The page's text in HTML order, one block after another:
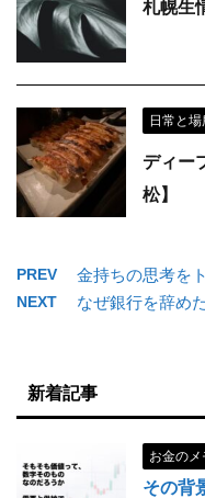
札幌生
日常と場
ディー
松】
PREV 金持ちの思考を
NEXT なぜ銀行を辞め
新着記事
お金のメ
その背